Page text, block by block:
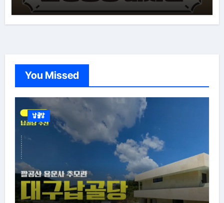
You Missed
납골당